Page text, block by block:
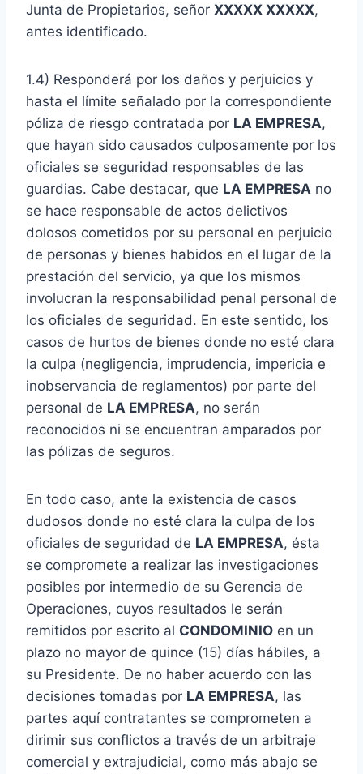
Junta de Propietarios, señor XXXXX XXXXX,
antes identificado.
1.4) Responderá por los daños y perjuicios y
hasta el límite señalado por la correspondiente
póliza de riesgo contratada por LA EMPRESA,
que hayan sido causados culposamente por los
oficiales se seguridad responsables de las
guardias. Cabe destacar, que LA EMPRESA no
se hace responsable de actos delictivos
dolosos cometidos por su personal en perjuicio
de personas y bienes habidos en el lugar de la
prestación del servicio, ya que los mismos
involucran la responsabilidad penal personal de
los oficiales de seguridad. En este sentido, los
casos de hurtos de bienes donde no esté clara
la culpa (negligencia, imprudencia, impericia e
inobservancia de reglamentos) por parte del
personal de LA EMPRESA, no serán
reconocidos ni se encuentran amparados por
las pólizas de seguros.
En todo caso, ante la existencia de casos
dudosos donde no esté clara la culpa de los
oficiales de seguridad de LA EMPRESA, ésta
se compromete a realizar las investigaciones
posibles por intermedio de su Gerencia de
Operaciones, cuyos resultados le serán
remitidos por escrito al CONDOMINIO en un
plazo no mayor de quince (15) días hábiles, a
su Presidente. De no haber acuerdo con las
decisiones tomadas por LA EMPRESA, las
partes aquí contratantes se comprometen a
dirimir sus conflictos a través de un arbitraje
comercial y extrajudicial, como más abajo se